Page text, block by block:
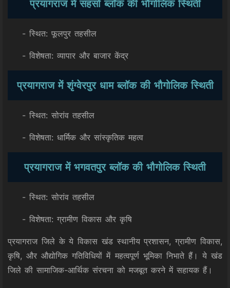
प्रयागराज में सहसों ब्लॉक की भौगोलिक स्थिती
- स्थित: फूलपुर तहसील
- विशेषता: व्यापार और बाजार केंद्र
प्रयागराज में शृंग्वेरपुर धाम ब्लॉक की भौगोलिक स्थिती
- स्थित: सोरांव तहसील
- विशेषता: धार्मिक और सांस्कृतिक महत्व
प्रयागराज में भगवतपुर ब्लॉक की भौगोलिक स्थिती
- स्थित: सोरांव तहसील
- विशेषता: ग्रामीण विकास और कृषि
प्रयागराज जिले के ये विकास खंड स्थानीय प्रशासन, ग्रामीण विकास,
कृषि, और औद्योगिक गतिविधियों में महत्वपूर्ण भूमिका निभाते हैं। ये खंड
जिले की सामाजिक-आर्थिक संरचना को मजबूत करने में सहायक हैं।